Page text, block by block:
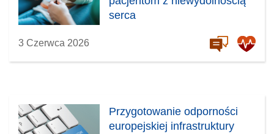
serca
3 Czerwca 2026
Przygotowanie odporności
europejskiej infrastruktury